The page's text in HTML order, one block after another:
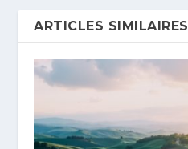
ARTICLES SIMILAIRES